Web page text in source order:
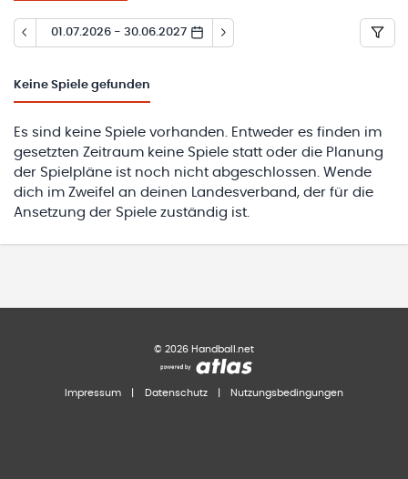
01.07.2026 - 30.06.2027
Keine Spiele gefunden
Es sind keine Spiele vorhanden. Entweder es finden im
gesetzten Zeitraum keine Spiele statt oder die Planung
der Spielpläne ist noch nicht abgeschlossen. Wende
dich im Zweifel an deinen Landesverband, der für die
Ansetzung der Spiele zuständig ist.
© 2026 Handball.net
Impressum Datenschutz Nutzungsbedingungen